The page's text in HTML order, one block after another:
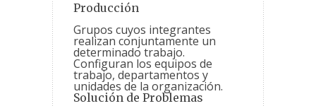
Producción
Grupos cuyos integrantes
realizan conjuntamente un
determinado trabajo.
Configuran los equipos de
trabajo, departamentos y
unidades de la organización.
Solución de Problemas